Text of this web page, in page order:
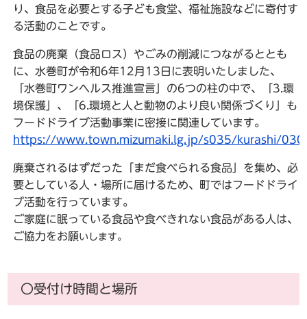
り、食品を必要とする子ども食堂、福祉施設などに寄付す
る活動のことです。
食品の廃棄（食品ロス）やごみの削減につながるととも
に、水巻町が令和6年12月13日に表明いたしました、
「水巻町ワンヘルス推進宣言」 の6つの柱の中で、
「3.環
境保護」、「6.環境と人と動物のより良い関係づくり」 も
フードドライブ活動事業に密接に関連しています。
https://www.town.mizumaki.lg.jp/s035/kurashi/
廃棄されるはずだった 「まだ食べられる食品」
を集め、必
要としている人・場所に届けるため、町ではフードドライ
ブ活動を行っています。
ご家庭に眠っている食品や食べきれない食品がある人は、
ご協力をお願いします。
〇受付け時間と場所